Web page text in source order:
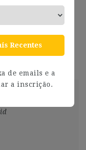
Iberia
Recentes
de emails e a
a inscrição.